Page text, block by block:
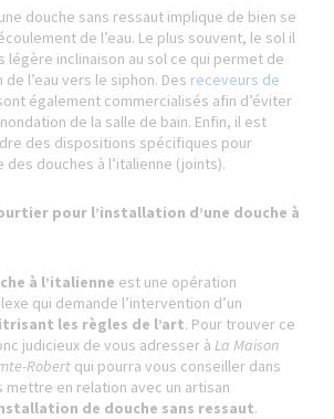
douche sans ressaut implique de bien se
de l’eau. Le plus souvent, le sol il
légère inclinaison au sol ce qui permet de
l’eau vers le siphon. Des receveurs de
également commercialisés afin d’éviter
de la salle de bain. Enfin, il est
des dispositions spécifiques pour
des douches à l’italienne (joints).
pour l’installation d’une douche à
à l’italienne est une opération
qui demande l’intervention d’un
les règles de l’art. Pour trouver ce
judicieux de vous adresser àLa Maison
Robert qui pourra vous conseiller dans
en relation avec un artisan
de douche sans ressaut.